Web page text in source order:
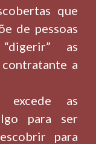
que
de pessoas
as
a
as
para ser
para